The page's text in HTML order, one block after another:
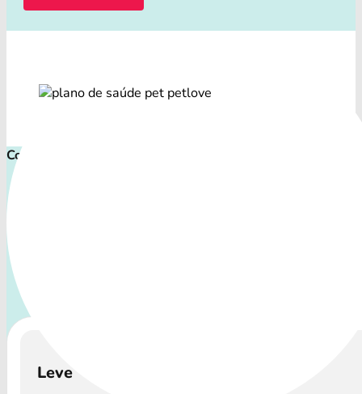
Comece cuidar ainda hoje!
Leve